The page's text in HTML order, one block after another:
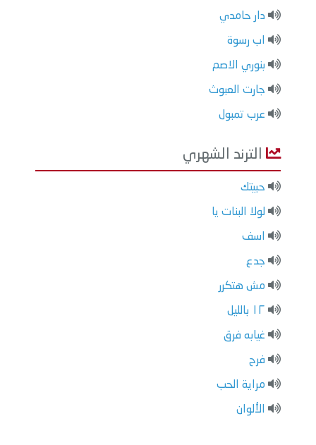
دار حامدي
اب رسوة
بنوري الاصم
جارت العبوث
عرب تمبول
الترند الشهري
حبيتك
لولا البنات يا
اسف
جدع
مش هتكرر
١٢ بالليل
غيابه فرق
فرح
مراية الحب
الألوان